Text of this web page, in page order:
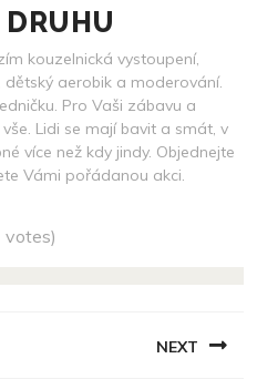
kouzelnická vystoupení,
aerobik a moderování.
Pro Vaši zábavu a
Lidi se mají bavit a smát, v
více než kdy jindy. Objednejte
Vámi pořádanou akci.
votes)
NEXT